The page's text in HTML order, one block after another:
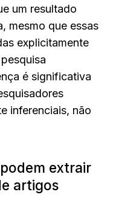
um resultado
mesmo que essas
explicitamente
é significativa
inferenciais, não
extrair
artigos